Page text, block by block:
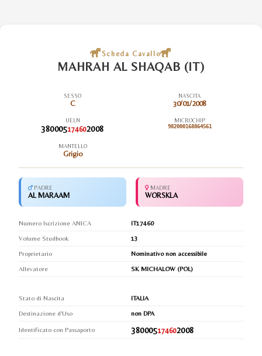
Scheda Cavallo
MAHRAH AL SHAQAB (IT)
SESSO
C
NASCITA
30/01/2008
UELN
380005174602008
MICROCHIP
982000168864561
MANTELLO
Grigio
PADRE
AL MARAAM
MADRE
WORSKLA
Numero Iscrizione ANICA
IT17460
Volume Studbook
13
Proprietario
Nominativo non accessibile
Allevatore
SK MICHALOW (POL)
Stato di Nascita
ITALIA
Destinazione d'Uso
non DPA
Identificato con Passaporto 380005174602008